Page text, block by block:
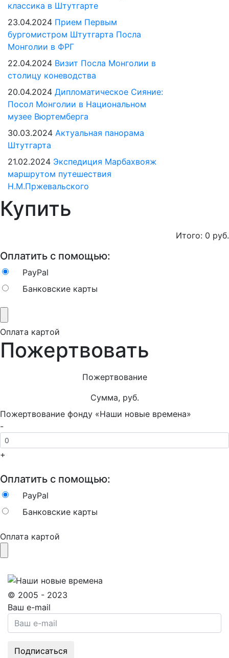
классика в Штутгарте
23.04.2024 Прием Первым
бургомистром Штутгарта Посла
Монголии в ФРГ
22.04.2024 Визит Посла Монголии в
столицу коневодства
20.04.2024 Дипломатическое Сияние:
Посол Монголии в Национальном
музее Вюртемберга
30.03.2024 Актуальная панорама
Штутгарта
21.02.2024 Экспедиция Марбахвояж
маршрутом путешествия
Н.М.Пржевальского
Купить
Итого: 0 руб.
Оплатить с помощью:
PayPal
Банковские карты
Оплата картой
Пожертвовать
Пожертвование
Сумма, руб.
Пожертвование фонду «Наши новые времена»
-
+
Оплатить с помощью:
PayPal
Банковские карты
Оплата картой
© 2005 - 2023
Ваш e-mail